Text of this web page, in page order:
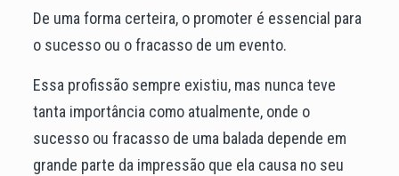
De uma forma certeira, o promoter é essencial para
o sucesso ou o fracasso de um evento.
Essa profissão sempre existiu, mas nunca teve
tanta importância como atualmente, onde o
sucesso ou fracasso de uma balada depende em
grande parte da impressão que ela causa no seu